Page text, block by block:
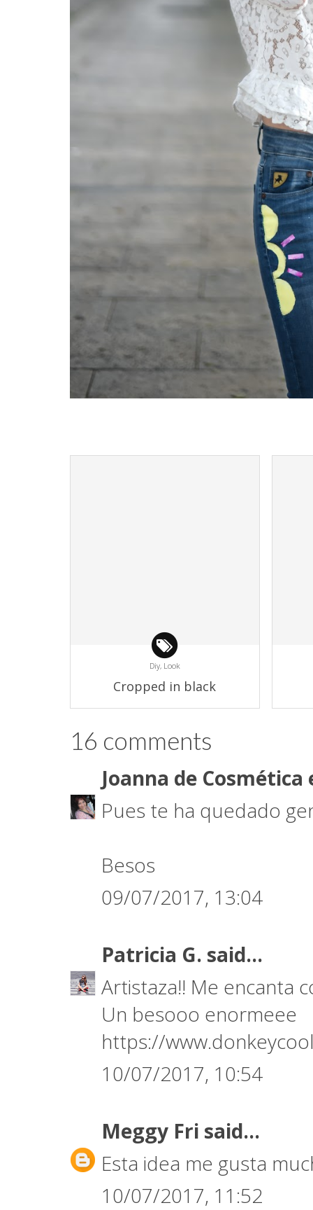
Diy, Look
Cropped in black
16 comments
Joanna de
Pues te ha quedado
Besos
09/07/2017, 13:04
Patricia G. said...
Artistaza!! Me encanta
Un besooo enormeee
https://
10/07/2017, 10:54
Meggy Fri said...
Esta idea me gusta
10/07/2017, 11:52